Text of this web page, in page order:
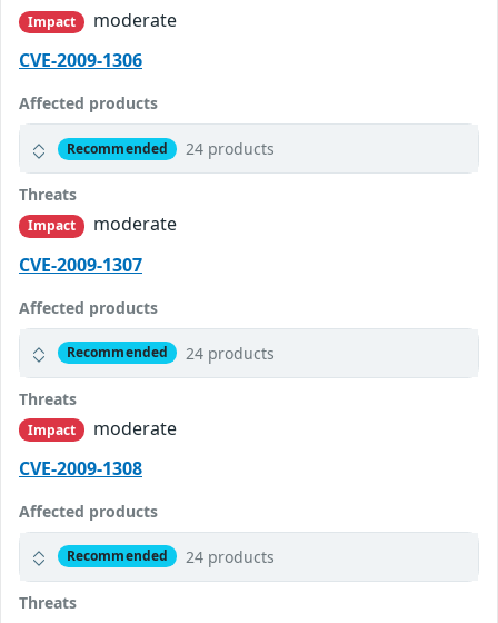
Impact
moderate
CVE-2009-1306
Affected products
Recommended 24 products
Threats
Impact
moderate
CVE-2009-1307
Affected products
Recommended 24 products
Threats
Impact
moderate
CVE-2009-1308
Affected products
Recommended 24 products
Threats